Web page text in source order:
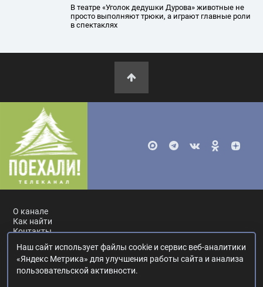
В театре «Уголок дедушки Дурова» животные не
просто выполняют трюки, а играют главные роли
в спектаклях
О канале
Как найти
Контакты
Россия, Москва, ул. Ак. Королёва, 19.+7 495 617-55-80
Наш сайт использует файлы cookie и сервис веб-аналитики
«Яндекс Метрика» для улучшения работы сайта и анализа
пользовательской активности.